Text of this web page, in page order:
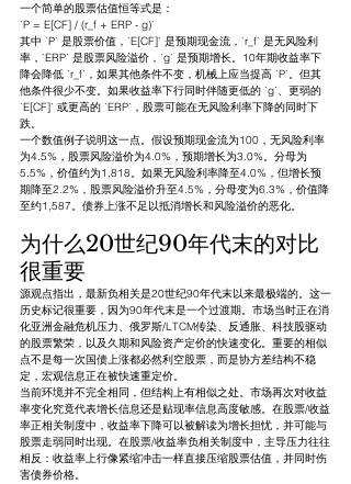
一个简单的股票估值恒等式是：
`P = E[CF] / (r_f + ERP - g)`
其中 `P` 是股票价值，`E[CF]` 是预期现金流，`r_f` 是无风险利
率，`ERP` 是股票风险溢价，`g` 是预期增长。10年期收益率下
降会降低 `r_f`，如果其他条件不变，机械上应当提高 `P`。但其
他条件很少不变。如果收益率下行同时伴随更低的 `g`、更弱的
`E[CF]` 或更高的 `ERP`，股票可能在无风险利率下降的同时下
跌。
一个数值例子说明这一点。假设预期现金流为100，无风险利率
为4.5%，股票风险溢价为4.0%，预期增长为3.0%。分母为
5.5%，价值约为1,818。如果无风险利率降至4.0%，但增长预
期降至2.2%，股票风险溢价升至4.5%，分母变为6.3%，价值降
至约1,587。债券上涨不足以抵消增长和风险溢价的恶化。
为什么20世纪90年代末的对比
很重要
源观点指出，最新负相关是20世纪90年代末以来最极端的。这一
历史标记很重要，因为90年代末是一个过渡期。市场当时正在消
化亚洲金融危机压力、俄罗斯/LTCM传染、反通胀、科技股驱动
的股票繁荣，以及久期和风险资产定价的快速变化。重要的相似
点不是每一次国债上涨都必然利空股票，而是协方差结构不稳
定，宏观信息正在被快速重定价。
当前环境并不完全相同，但结构上有相似之处。市场再次对收益
率变化究竟代表增长信息还是贴现率信息高度敏感。在股票/收益
率正相关制度中，收益率下降可以被解读为增长担忧，并可能与
股票走弱同时出现。在股票/收益率负相关制度中，主导压力往往
相反：收益率上行像紧缩冲击一样直接压缩股票估值，并同时伤
害债券价格。